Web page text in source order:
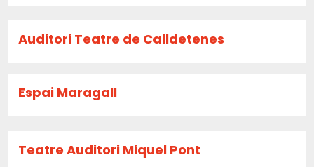
Auditori Teatre de Calldetenes
Espai Maragall
Teatre Auditori Miquel Pont